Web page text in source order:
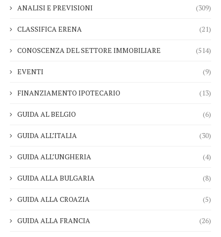
ANALISI E PREVISIONI (309)
CLASSIFICA ERENA (21)
CONOSCENZA DEL SETTORE IMMOBILIARE (514)
EVENTI (9)
FINANZIAMENTO IPOTECARIO (13)
GUIDA AL BELGIO (6)
GUIDA ALL’ITALIA (30)
GUIDA ALL’UNGHERIA (4)
GUIDA ALLA BULGARIA (8)
GUIDA ALLA CROAZIA (5)
GUIDA ALLA FRANCIA (26)